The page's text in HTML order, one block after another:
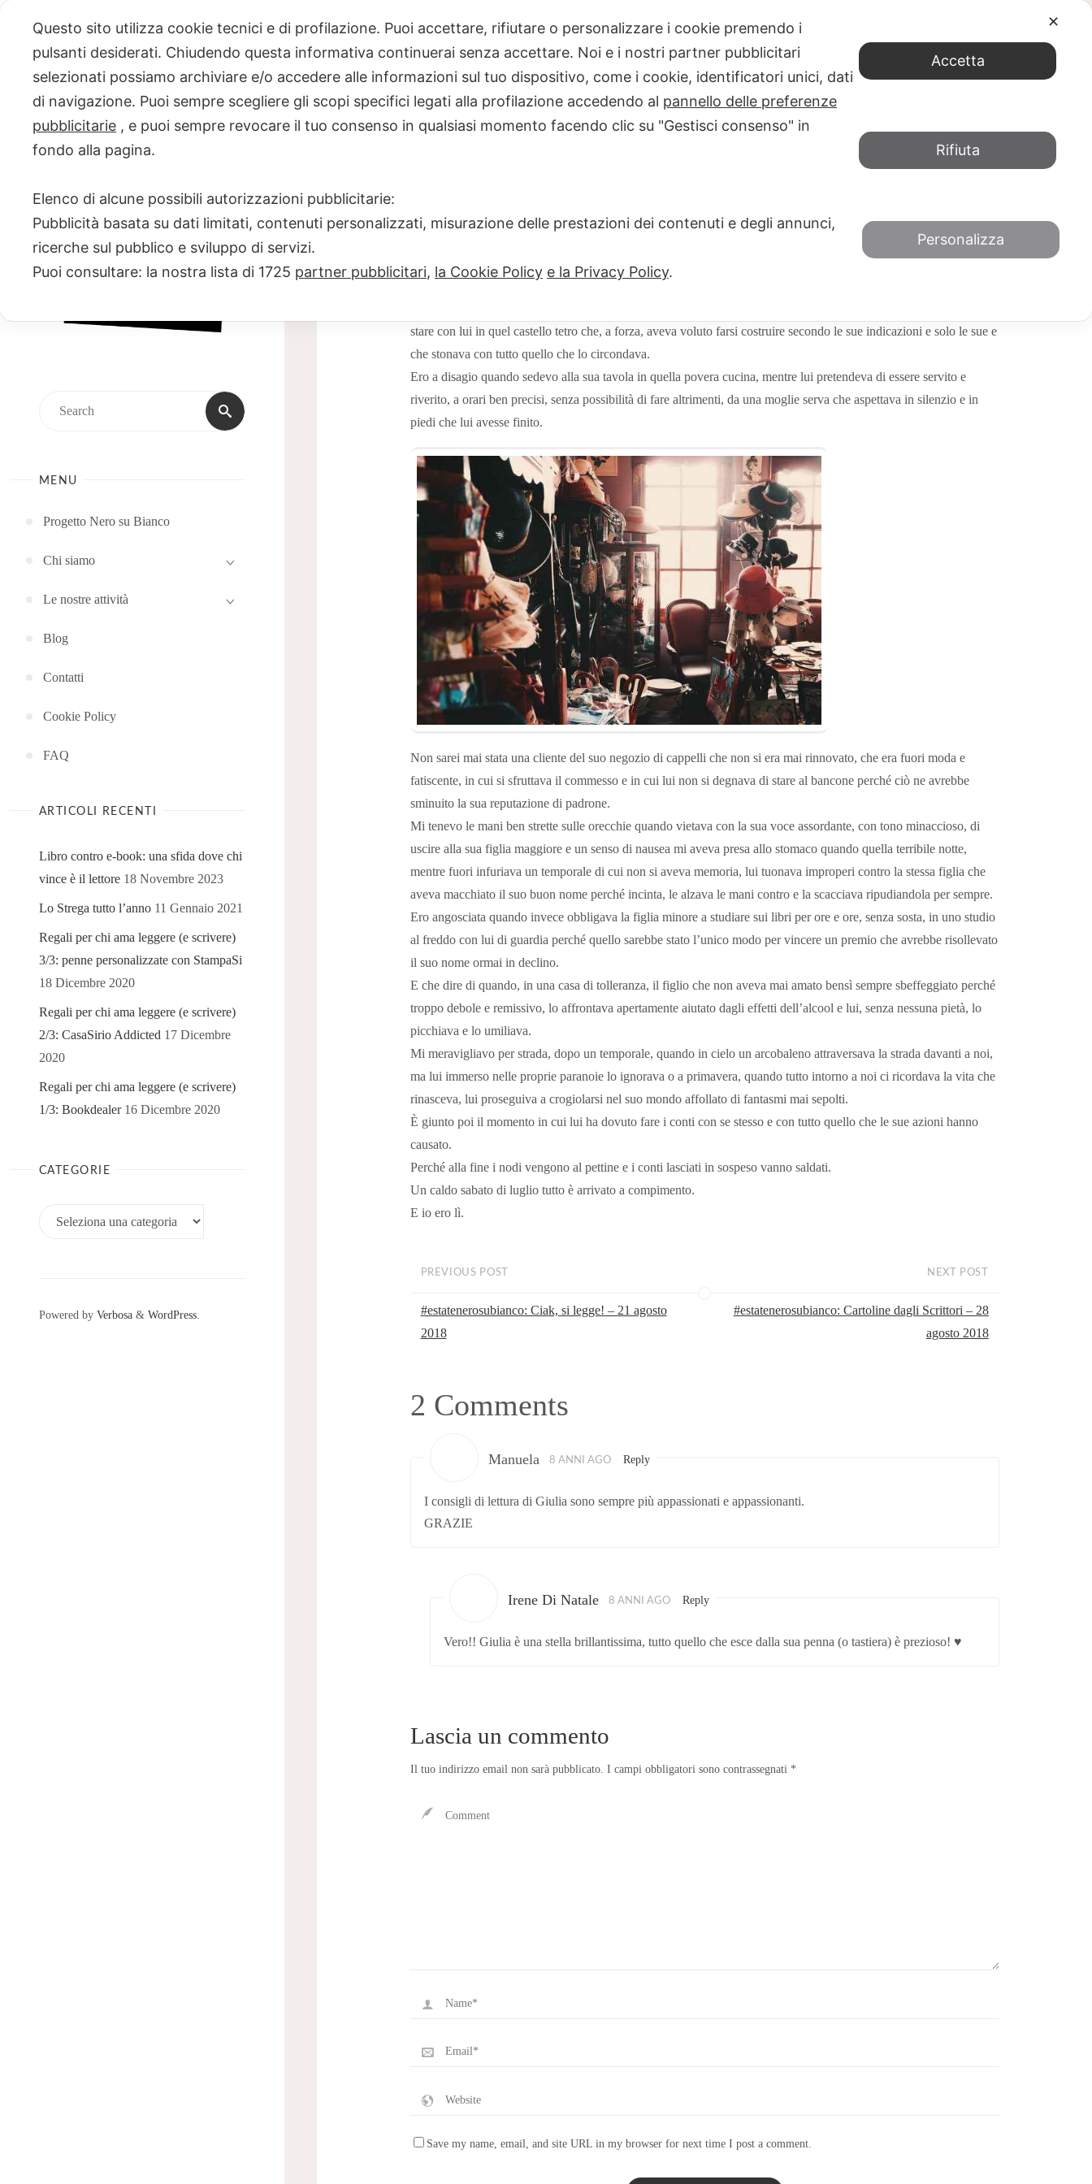
content
PROGETTO
NERO SU
BIANCO
Scuola di scrittura e creatività
Search
MENU
Progetto Nero su Bianco
Chi siamo
Le nostre attività
Blog
Contatti
Cookie Policy
FAQ
ARTICOLI RECENTI
Libro contro e-book: una sfida dove chi
vince è il lettore 18 Novembre 2023
Lo Strega tutto l’anno 11 Gennaio 2021
Regali per chi ama leggere (e scrivere)
3/3: penne personalizzate con StampaSi
18 Dicembre 2020
Regali per chi ama leggere (e scrivere)
2/3: CasaSirio Addicted 17 Dicembre
2020
Regali per chi ama leggere (e scrivere)
1/3: Bookdealer 16 Dicembre 2020
CATEGORIE
Categorie
Powered by Verbosa & WordPress
Homeconsigli di lettura IL CASTELLO DEL CAPPELLAIO (A. J. Cronin)
Se da un lato devo all’autore il coraggio di avermi fatto incontrare un carattere che non spicca di certo per le sue
stare con lui in quel castello tetro che, a forza, aveva voluto farsi costruire secondo le sue indicazioni e solo le sue e
che stonava con tutto quello che lo circondava.
Ero a disagio quando sedevo alla sua tavola in quella povera cucina, mentre lui pretendeva di essere servito e
riverito, a orari ben precisi, senza possibilità di fare altrimenti, da una moglie serva che aspettava in silenzio e in
piedi che lui avesse finito.
Non sarei mai stata una cliente del suo negozio di cappelli che non si era mai rinnovato, che era fuori moda e
fatiscente, in cui si sfruttava il commesso e in cui lui non si degnava di stare al bancone perché ciò ne avrebbe
sminuito la sua reputazione di padrone.
Mi tenevo le mani ben strette sulle orecchie quando vietava con la sua voce assordante, con tono minaccioso, di
uscire alla sua figlia maggiore e un senso di nausea mi aveva presa allo stomaco quando quella terribile notte,
mentre fuori infuriava un temporale di cui non si aveva memoria, lui tuonava improperi contro la stessa figlia che
aveva macchiato il suo buon nome perché incinta, le alzava le mani contro e la scacciava ripudiandola per sempre.
Ero angosciata quando invece obbligava la figlia minore a studiare sui libri per ore e ore, senza sosta, in uno studio
al freddo con lui di guardia perché quello sarebbe stato l’unico modo per vincere un premio che avrebbe risollevato
il suo nome ormai in declino.
E che dire di quando, in una casa di tolleranza, il figlio che non aveva mai amato bensì sempre sbeffeggiato perché
troppo debole e remissivo, lo affrontava apertamente aiutato dagli effetti dell’alcool e lui, senza nessuna pietà, lo
picchiava e lo umiliava.
Mi meravigliavo per strada, dopo un temporale, quando in cielo un arcobaleno attraversava la strada davanti a noi,
ma lui immerso nelle proprie paranoie lo ignorava o a primavera, quando tutto intorno a noi ci ricordava la vita che
rinasceva, lui proseguiva a crogiolarsi nel suo mondo affollato di fantasmi mai sepolti.
È giunto poi il momento in cui lui ha dovuto fare i conti con se stesso e con tutto quello che le sue azioni hanno
causato.
Perché alla fine i nodi vengono al pettine e i conti lasciati in sospeso vanno saldati.
Un caldo sabato di luglio tutto è arrivato a compimento.
E io ero lì.
PREVIOUS POST
#estatenerosubianco: Ciak, si legge! – 21 agosto
2018
NEXT POST
#estatenerosubianco: Cartoline dagli Scrittori – 28
agosto 2018
2 Comments
Manuela 8 ANNI AGO Reply
I consigli di lettura di Giulia sono sempre più appassionati e appassionanti.
GRAZIE
Irene Di Natale 8 ANNI AGO Reply
Vero!! Giulia è una stella brillantissima, tutto quello che esce dalla sua penna (o tastiera) è prezioso! ♥️
Lascia un commento
Il tuo indirizzo email non sarà pubblicato. I campi obbligatori sono contrassegnati *
Save my name, email, and site URL in my browser for next time I post a comment.
✕
Questo sito utilizza cookie tecnici e di profilazione. Puoi accettare, rifiutare o personalizzare i cookie premendo i
pulsanti desiderati. Chiudendo questa informativa continuerai senza accettare. Noi e i nostri partner pubblicitari
selezionati possiamo archiviare e/o accedere alle informazioni sul tuo dispositivo, come i cookie, identificatori unici, dati
di navigazione. Puoi sempre scegliere gli scopi specifici legati alla profilazione accedendo al pannello delle preferenze
pubblicitarie , e puoi sempre revocare il tuo consenso in qualsiasi momento facendo clic su "Gestisci consenso" in
fondo alla pagina.
Elenco di alcune possibili autorizzazioni pubblicitarie:
Pubblicità basata su dati limitati, contenuti personalizzati, misurazione delle prestazioni dei contenuti e degli annunci,
ricerche sul pubblico e sviluppo di servizi.
Puoi consultare: la nostra lista di 1725 partner pubblicitari, la Cookie Policy e la Privacy Policy.
Accetta
Rifiuta
Personalizza